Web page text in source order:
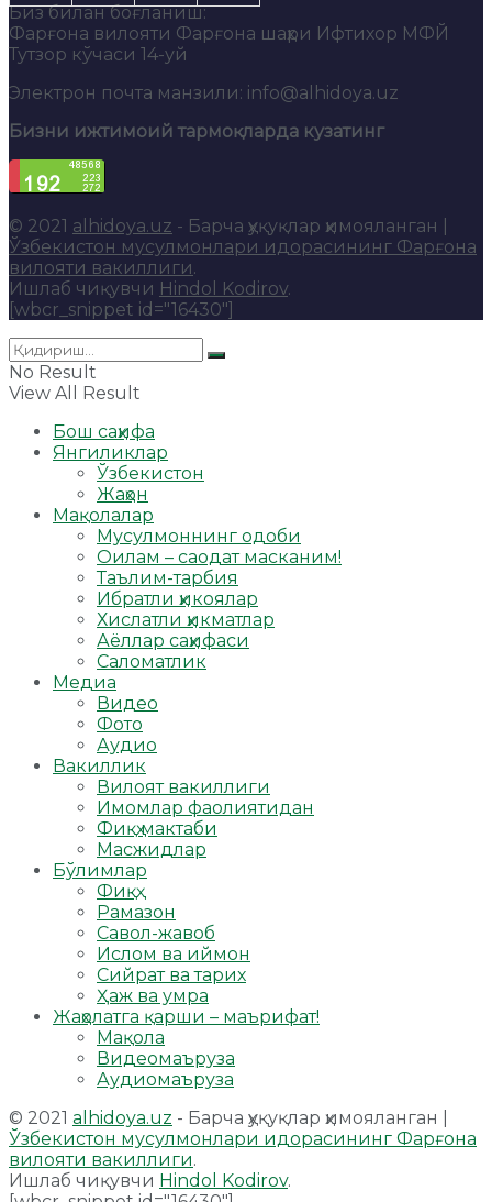
Биз билан боғланиш:
Фарғона вилояти Фарғона шаҳри Ифтихор МФЙ
Тутзор кўчаси 14-уй
Электрон почта манзили: info@alhidoya.uz
Бизни ижтимоий тармоқларда кузатинг
© 2021 alhidoya.uz - Барча ҳуқуқлар ҳимояланган |
Ўзбекистон мусулмонлари идорасининг Фарғона
вилояти вакиллиги.
Ишлаб чиқувчи Hindol Kodirov.
[wbcr_snippet id="16430"]
No Result
View All Result
Бош саҳифа
Янгиликлар
Ўзбекистон
Жаҳон
Мақолалар
Мусулмоннинг одоби
Оилам – саодат масканим!
Таълим-тарбия
Ибратли ҳикоялар
Хислатли ҳикматлар
Аёллар саҳифаси
Саломатлик
Медиа
Видео
Фото
Аудио
Вакиллик
Вилоят вакиллиги
Имомлар фаолиятидан
Фиқҳ мактаби
Масжидлар
Бўлимлар
Фиқҳ
Рамазон
Савол-жавоб
Ислом ва иймон
Сийрат ва тарих
Ҳаж ва умра
Жаҳолатга қарши – маърифат!
Мақола
Видеомаъруза
Аудиомаъруза
© 2021 alhidoya.uz - Барча ҳуқуқлар ҳимояланган |
Ўзбекистон мусулмонлари идорасининг Фарғона
вилояти вакиллиги.
Ишлаб чиқувчи Hindol Kodirov.